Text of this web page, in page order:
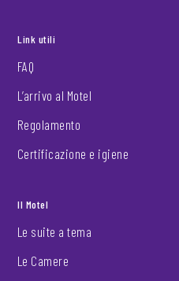
Link utili
FAQ
L’arrivo al Motel
Regolamento
Certificazione e igiene
Il Motel
Le suite a tema
Le Camere